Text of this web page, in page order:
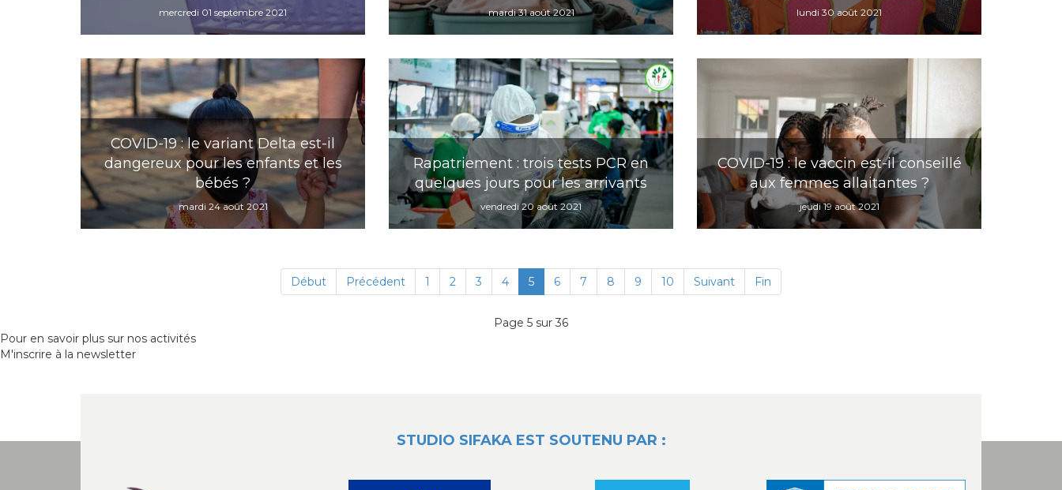
mercredi 01 septembre 2021 mardi 31 août 2021 lundi 30 août 2021
COVID-19 : le variant Delta est-il
dangereux pour les enfants et les
bébés ?
mardi 24 août 2021
Rapatriement : trois tests PCR en
quelques jours pour les arrivants
vendredi 20 août 2021
COVID-19 : le vaccin est-il conseillé
aux femmes allaitantes ?
jeudi 19 août 2021
Début Précédent 1 2 3 4 5 6 7 8 9 10 Suivant Fin
Page 5 sur 36
Pour en savoir plus sur nos activités
M'inscrire à la newsletter
STUDIO SIFAKA EST SOUTENU PAR :